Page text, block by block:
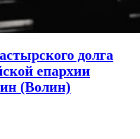
долга
епархии
(Волин)